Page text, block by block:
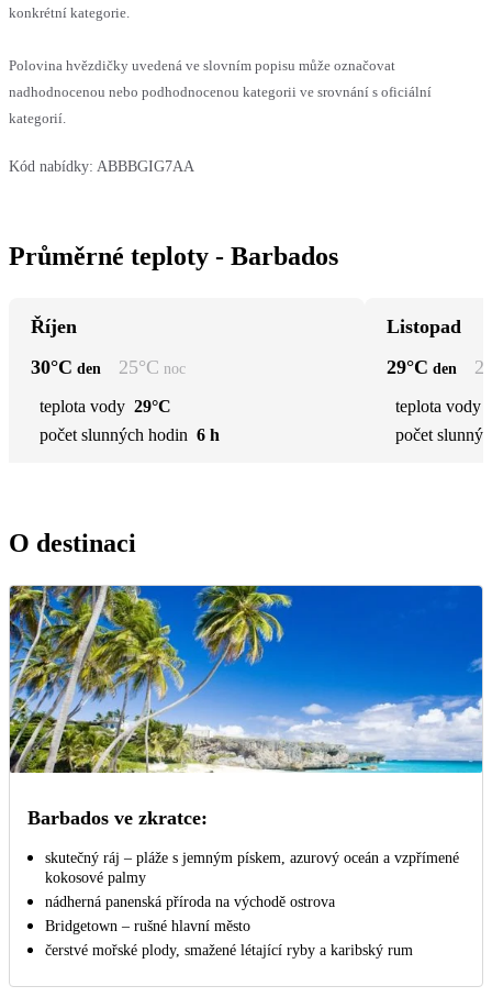
konkrétní kategorie.
Polovina hvězdičky uvedená ve slovním popisu může označovat
nadhodnocenou nebo podhodnocenou kategorii ve srovnání s oficiální
kategorií.
Kód nabídky: ABBBGIG7AA
Průměrné teploty - Barbados
Říjen
30°C den 25°C noc
teplota vody 29°C
počet slunných hodin 6 h
Listopad
29°C den
teplota vody
počet
O destinaci
Barbados ve zkratce:
skutečný ráj – pláže s jemným pískem, azurový oceán a vzpřímené
kokosové palmy
nádherná panenská příroda na východě ostrova
Bridgetown – rušné hlavní město
čerstvé mořské plody, smažené létající ryby a karibský rum